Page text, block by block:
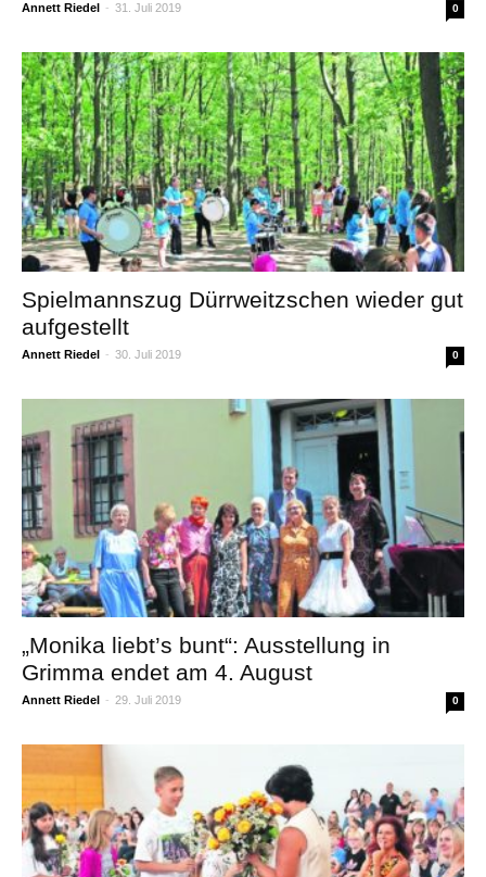
Annett Riedel - 31. Juli 2019 0
Spielmannszug Dürrweitzschen wieder gut
aufgestellt
Annett Riedel - 30. Juli 2019 0
„Monika liebt’s bunt“: Ausstellung in
Grimma endet am 4. August
Annett Riedel - 29. Juli 2019 0